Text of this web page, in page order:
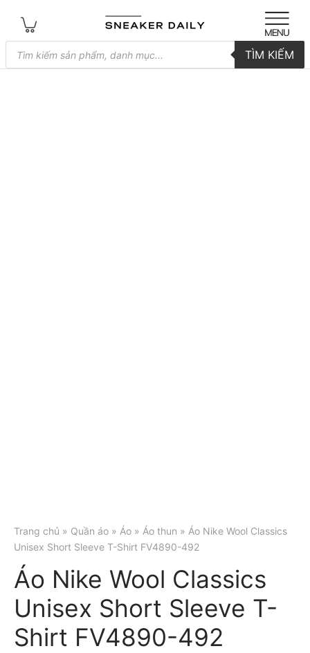
Tìm
kiếm
sản
TÌM KIẾM
Trang chủ » Quần áo » Áo » Áo thun » Áo Nike Wool Classics
Unisex Short Sleeve T-Shirt FV4890-492
Áo Nike Wool Classics
Unisex Short Sleeve T-
Shirt FV4890-492